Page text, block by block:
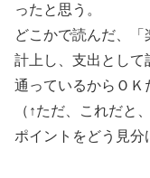
ったと思う。
どこかで読んだ、
計上し、支出として
通っているからＯＫ
（↑ただ、これだと
ポイントをどう見分